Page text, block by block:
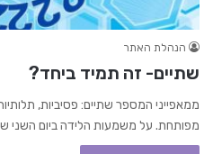
הנהלת האתר
שתיים- זה תמיד ביחד?
ממאפייני המספר שתיים: פסיביות,
מפותחת. על משמעות הלידה ביום השני